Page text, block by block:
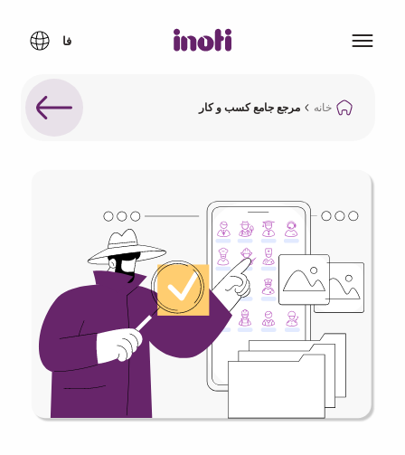
خانه مرجع جامع کسب و کار